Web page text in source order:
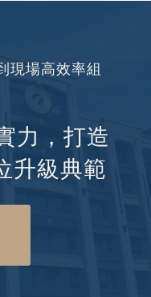
現場高效率組
力，打造
升級典範